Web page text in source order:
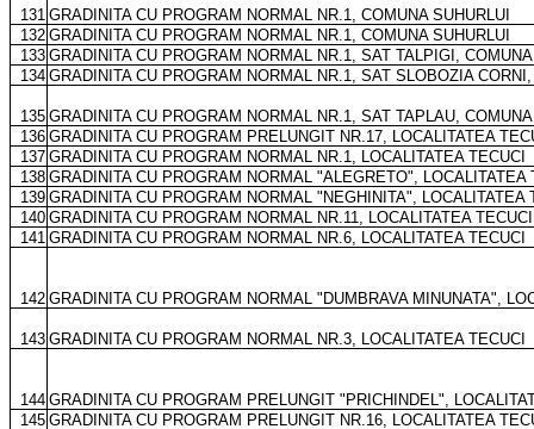
131 GRADINITA CU PROGRAM NORMAL NR.1, COMUNA SUHURLUI
132 GRADINITA CU PROGRAM NORMAL NR.1, COMUNA SUHURLUI
133 GRADINITA CU PROGRAM NORMAL NR.1, SAT TALPIGI,
134 GRADINITA CU PROGRAM NORMAL NR.1, SAT SLOBOZIA
135 GRADINITA CU PROGRAM NORMAL NR.1, SAT TAPLAU,
136 GRADINITA CU PROGRAM PRELUNGIT NR.17, LOCALITATEA
137 GRADINITA CU PROGRAM NORMAL NR.1, LOCALITATEA TECUCI
138 GRADINITA CU PROGRAM NORMAL "ALEGRETO", LOCALITATEA
139 GRADINITA CU PROGRAM NORMAL "NEGHINITA", LOCALITATEA
140 GRADINITA CU PROGRAM NORMAL NR.11, LOCALITATEA TECUCI
141 GRADINITA CU PROGRAM NORMAL NR.6, LOCALITATEA TECUCI
142 GRADINITA CU PROGRAM NORMAL "DUMBRAVA MINUNATA",
143 GRADINITA CU PROGRAM NORMAL NR.3, LOCALITATEA TECUCI
144 GRADINITA CU PROGRAM PRELUNGIT "PRICHINDEL",
145 GRADINITA CU PROGRAM PRELUNGIT NR.16, LOCALITATEA